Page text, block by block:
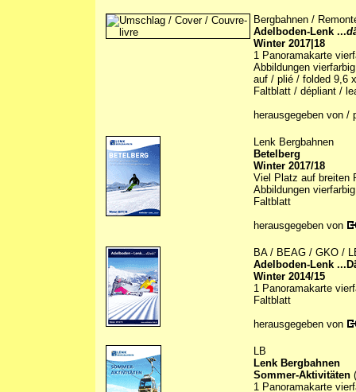
Bergbahnen /
Adelboden-Lenk ...
Winter 2017|18
1 Panoramakarte
Abbildungen
auf / plié / folded 9,6
Faltblatt / dépliant /
herausgegeben von
Lenk Bergbahnen
Betelberg
Winter 2017/18
Viel Platz auf breiten
Abbildungen
Faltblatt
herausgegeben von
BA / BEAG / GKO /
Adelboden-Lenk
Winter 2014/15
1 Panoramakarte
Faltblatt
herausgegeben von
LB
Lenk Bergbahnen
Sommer-Aktivitäten
1 Panoramakarte